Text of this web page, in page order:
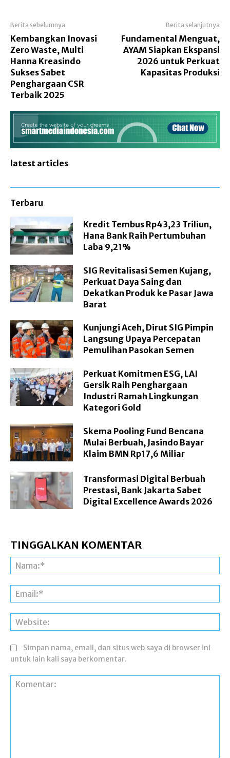
Berita sebelumnya
Kembangkan Inovasi
Zero Waste, Multi
Hanna Kreasindo
Sukses Sabet
Penghargaan CSR
Terbaik 2025
Berita selanjutnya
Fundamental Menguat,
AYAM Siapkan Ekspansi
2026 untuk Perkuat
Kapasitas Produksi
latest articles
Terbaru
Kredit Tembus Rp43,23 Triliun,
Hana Bank Raih Pertumbuhan
Laba 9,21%
SIG Revitalisasi Semen Kujang,
Perkuat Daya Saing dan
Dekatkan Produk ke Pasar Jawa
Barat
Kunjungi Aceh, Dirut SIG Pimpin
Langsung Upaya Percepatan
Pemulihan Pasokan Semen
Perkuat Komitmen ESG, LAI
Gersik Raih Penghargaan
Industri Ramah Lingkungan
Kategori Gold
Skema Pooling Fund Bencana
Mulai Berbuah, Jasindo Bayar
Klaim BMN Rp17,6 Miliar
Transformasi Digital Berbuah
Prestasi, Bank Jakarta Sabet
Digital Excellence Awards 2026
TINGGALKAN KOMENTAR
Simpan nama, email, dan situs web saya di browser ini
untuk lain kali saya berkomentar.